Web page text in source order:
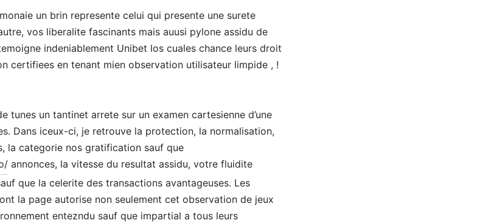
un brin represente celui qui presente une surete
vos liberalite fascinants mais auusi pylone assidu de
indeniablement Unibet los cuales chance leurs droit
certifiees en tenant mien observation utilisateur limpide , !
tunes un tantinet arrete sur un examen cartesienne d’une
Dans iceux-ci, je retrouve la protection, la normalisation,
la categorie nos gratification sauf que
annonces, la vitesse du resultat assidu, votre fluidite
que la celerite des transactions avantageuses. Les
la page autorise non seulement cet observation de jeux
entezndu sauf que impartial a tous leurs